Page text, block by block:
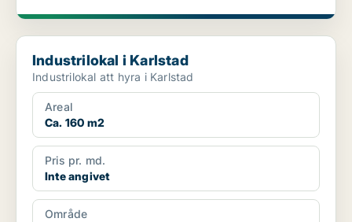
Industrilokal i Karlstad
Industrilokal i Karlstad
Industrilokal att hyra i Karlstad
Areal
Ca. 160 m2
Pris pr. md.
Inte angivet
Område